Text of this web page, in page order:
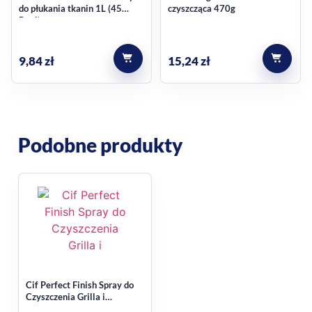
użyciem
powierzchniach malowanych i emaliowanych warto
produkt zgodnie z etykietą.
Najczęstsze pytania
Czy ten spray nadaje się do
codziennego czyszczenia stali
nierdzewnej?
do płukania tkanin 1L (45
Prań)
9,84zł
czyszcząca 470g
15,24zł
Podobne produkty
Cif Perfect Finish Spray do
Czyszczenia Grilla i